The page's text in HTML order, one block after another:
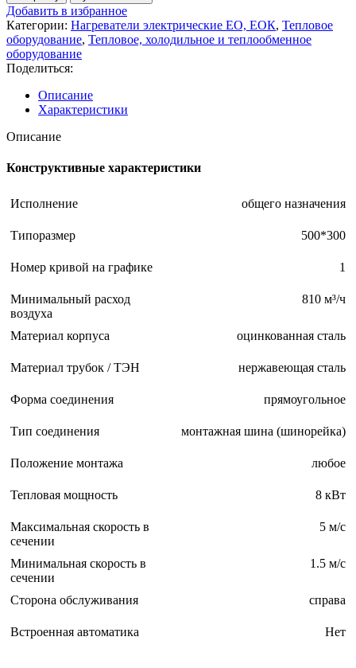
Нагреватель
электрический
ЕО-500*300/7,5
Добавить в избранное
Категории: Нагреватели электрические ЕО, ЕОК, Тепловое
оборудование, Тепловое, холодильное и теплообменное
оборудование
Поделиться:
Описание
Характеристики
Описание
Конструктивные характеристики
Исполнение общего назначения
Типоразмер 500*300
Номер кривой на графике 1
Минимальный расход
воздуха
810 м³/ч
Материал корпуса оцинкованная сталь
Материал трубок / ТЭН нержавеющая сталь
Форма соединения прямоугольное
Тип соединения монтажная шина (шинорейка)
Положение монтажа любое
Тепловая мощность 8 кВт
Максимальная скорость в
сечении
5 м/с
Минимальная скорость в
сечении
1.5 м/с
Сторона обслуживания справа
Встроенная автоматика Нет